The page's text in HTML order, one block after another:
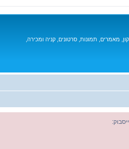
מאמרים, תמונות, סרטונים, קניה ומכירה,